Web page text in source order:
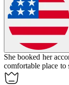
She booked her
comfortable place to